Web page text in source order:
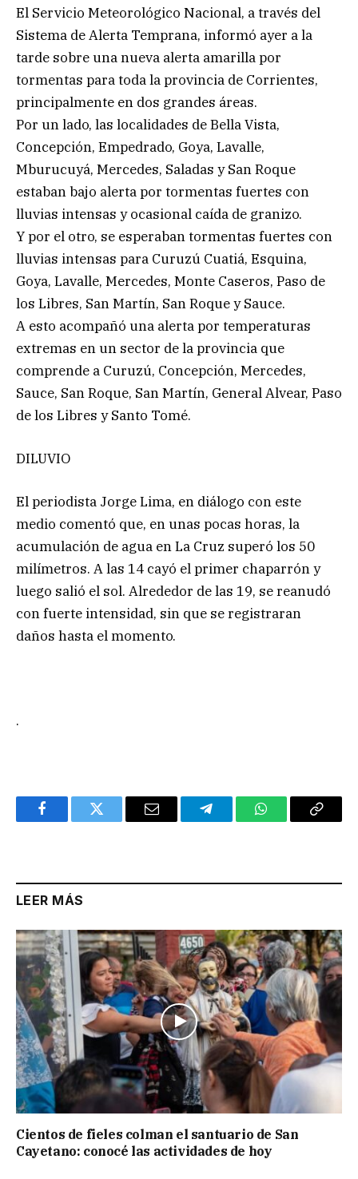
El Servicio Meteorológico Nacional, a través del
Sistema de Alerta Temprana, informó ayer a la
tarde sobre una nueva alerta amarilla por
tormentas para toda la provincia de Corrientes,
principalmente en dos grandes áreas.
Por un lado, las localidades de Bella Vista,
Concepción, Empedrado, Goya, Lavalle,
Mburucuyá, Mercedes, Saladas y San Roque
estaban bajo alerta por tormentas fuertes con
lluvias intensas y ocasional caída de granizo.
Y por el otro, se esperaban tormentas fuertes con
lluvias intensas para Curuzú Cuatiá, Esquina,
Goya, Lavalle, Mercedes, Monte Caseros, Paso de
los Libres, San Martín, San Roque y Sauce.
A esto acompañó una alerta por temperaturas
extremas en un sector de la provincia que
comprende a Curuzú, Concepción, Mercedes,
Sauce, San Roque, San Martín, General Alvear, Paso
de los Libres y Santo Tomé.
DILUVIO
El periodista Jorge Lima, en diálogo con este
medio comentó que, en unas pocas horas, la
acumulación de agua en La Cruz superó los 50
milímetros. A las 14 cayó el primer chaparrón y
luego salió el sol. Alrededor de las 19, se reanudó
con fuerte intensidad, sin que se registraran
daños hasta el momento.
.
FacebookTwitter Email TelegramWhatsAppCopy
LEER MÁS
Cientos de fieles colman el santuario de San
Cayetano: conocé las actividades de hoy